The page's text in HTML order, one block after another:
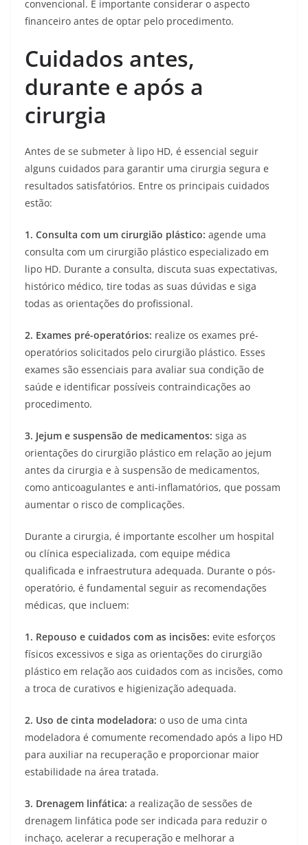
convencional. É importante considerar o aspecto
financeiro antes de optar pelo procedimento.
Cuidados antes,
durante e após a
cirurgia
Antes de se submeter à lipo HD, é essencial seguir
alguns cuidados para garantir uma cirurgia segura e
resultados satisfatórios. Entre os principais cuidados
estão:
1. Consulta com um cirurgião plástico: agende uma
consulta com um cirurgião plástico especializado em
lipo HD. Durante a consulta, discuta suas expectativas,
histórico médico, tire todas as suas dúvidas e siga
todas as orientações do profissional.
2. Exames pré-operatórios: realize os exames pré-
operatórios solicitados pelo cirurgião plástico. Esses
exames são essenciais para avaliar sua condição de
saúde e identificar possíveis contraindicações ao
procedimento.
3. Jejum e suspensão de medicamentos: siga as
orientações do cirurgião plástico em relação ao jejum
antes da cirurgia e à suspensão de medicamentos,
como anticoagulantes e anti-inflamatórios, que possam
aumentar o risco de complicações.
Durante a cirurgia, é importante escolher um hospital
ou clínica especializada, com equipe médica
qualificada e infraestrutura adequada. Durante o pós-
operatório, é fundamental seguir as recomendações
médicas, que incluem:
1. Repouso e cuidados com as incisões: evite esforços
físicos excessivos e siga as orientações do cirurgião
plástico em relação aos cuidados com as incisões, como
a troca de curativos e higienização adequada.
2. Uso de cinta modeladora: o uso de uma cinta
modeladora é comumente recomendado após a lipo HD
para auxiliar na recuperação e proporcionar maior
estabilidade na área tratada.
3. Drenagem linfática: a realização de sessões de
drenagem linfática pode ser indicada para reduzir o
inchaço, acelerar a recuperação e melhorar a